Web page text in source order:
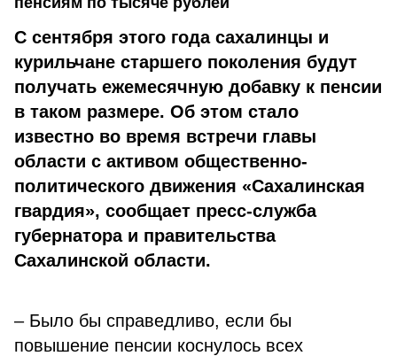
С сентября этого года сахалинцы и
курильчане старшего поколения будут
получать ежемесячную добавку к пенсии
в таком размере. Об этом стало
известно во время встречи главы
области с активом общественно-
политического движения «Сахалинская
гвардия», сообщает пресс-служба
губернатора и правительства
Сахалинской области.
– Было бы справедливо, если бы
повышение пенсии коснулось всех